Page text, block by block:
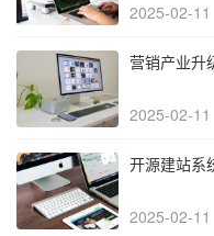
2025-02-11
营销产业升
2025-02-11
开源建站系
2025-02-11